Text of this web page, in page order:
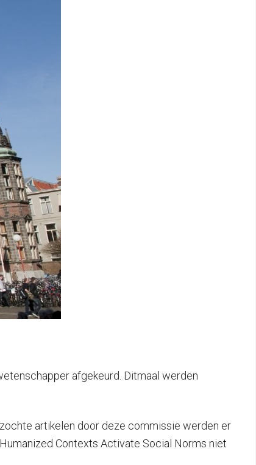
afgekeurd. Ditmaal werden
artikelen door deze commissie werden er
Contexts Activate Social Norms niet